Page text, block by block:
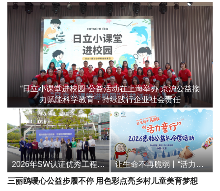
“日立小课堂进校园”公益活动在上海举办 京沪公益接
力赋能科学教育，持续践行企业社会责任
2026年SW认证优秀工程师颁证活动暨中小学科技教育研讨会圆满举办
让生命不再脆弱丨“活力童行”2026患教公益冬令营在京举办
三丽鸥暖心公益步履不停 用色彩点亮乡村儿童美育梦想